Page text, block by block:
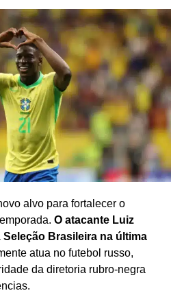
VITÓRIA DA NORUEGA
Claus após
da Seleção
alvo para fortalecer o
O atacante Luiz
Seleção Brasileira na última
atua no futebol russo,
da diretoria rubro-negra